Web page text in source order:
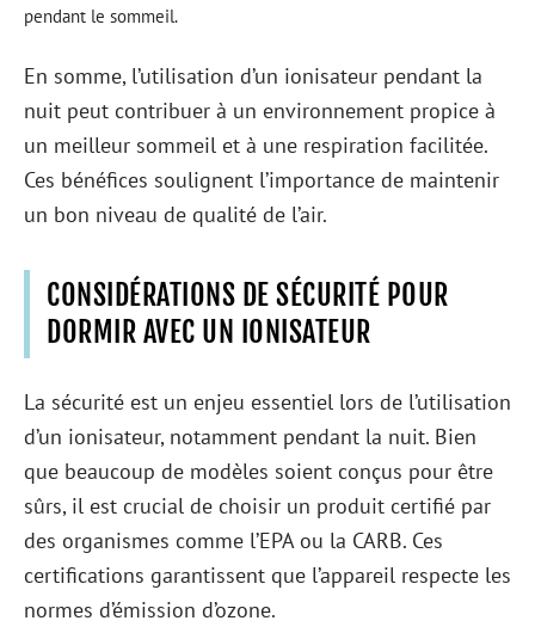
pendant le sommeil.
En somme, l’utilisation d’un ionisateur pendant la
nuit peut contribuer à un environnement propice à
un meilleur sommeil et à une respiration facilitée.
Ces bénéfices soulignent l’importance de maintenir
un bon niveau de qualité de l’air.
CONSIDÉRATIONS DE SÉCURITÉ POUR
DORMIR AVEC UN IONISATEUR
La sécurité est un enjeu essentiel lors de l’utilisation
d’un ionisateur, notamment pendant la nuit. Bien
que beaucoup de modèles soient conçus pour être
sûrs, il est crucial de choisir un produit certifié par
des organismes comme l’EPA ou la CARB. Ces
certifications garantissent que l’appareil respecte les
normes d’émission d’ozone.